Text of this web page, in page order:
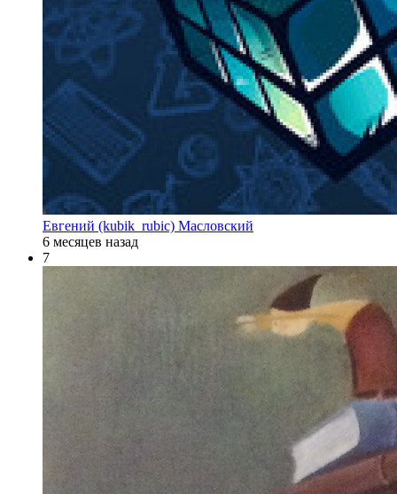
Евгений (kubik_rubic) Масловский
6 месяцев назад
7